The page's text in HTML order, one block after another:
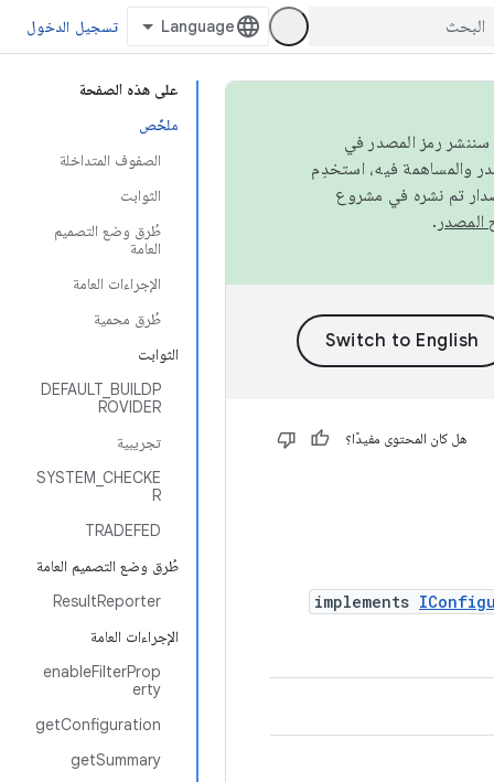
تسجيل الدخول
على هذه الصفحة
ملخّص
الصفوف المتداخلة
الثوابت
طُرق وضع التصميم
العامة
الإجراءات العامة
طُرق محمية
الثوابت
DEFAULT_BUILDP
ROVIDER
تجريبية
SYSTEM_CHECKE
R
TRADEFED
طُرق وضع التصميم العامة
ResultReporter
الإجراءات العامة
enableFilterProp
erty
getConfiguration
getSummary
سننشر رمز المصدر في
تم نشره في مشروع
.
هل كان المحتوى مفيدًا؟
implements